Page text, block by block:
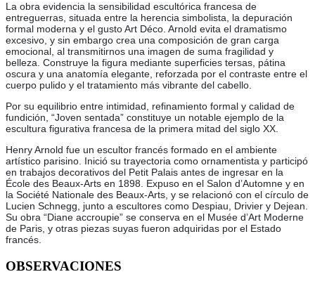
La obra evidencia la sensibilidad escultórica francesa de
entreguerras, situada entre la herencia simbolista, la depuración
formal moderna y el gusto Art Déco. Arnold evita el dramatismo
excesivo, y sin embargo crea una composición de gran carga
emocional, al transmitirnos una imagen de suma fragilidad y
belleza. Construye la figura mediante superficies tersas, pátina
oscura y una anatomía elegante, reforzada por el contraste entre el
cuerpo pulido y el tratamiento más vibrante del cabello.
Por su equilibrio entre intimidad, refinamiento formal y calidad de
fundición, “Joven sentada” constituye un notable ejemplo de la
escultura figurativa francesa de la primera mitad del siglo XX.
Henry Arnold fue un escultor francés formado en el ambiente
artístico parisino. Inició su trayectoria como ornamentista y participó
en trabajos decorativos del Petit Palais antes de ingresar en la
École des Beaux-Arts en 1898. Expuso en el Salon d’Automne y en
la Société Nationale des Beaux-Arts, y se relacionó con el círculo de
Lucien Schnegg, junto a escultores como Despiau, Drivier y Dejean.
Su obra “Diane accroupie” se conserva en el Musée d’Art Moderne
de Paris, y otras piezas suyas fueron adquiridas por el Estado
francés.
OBSERVACIONES